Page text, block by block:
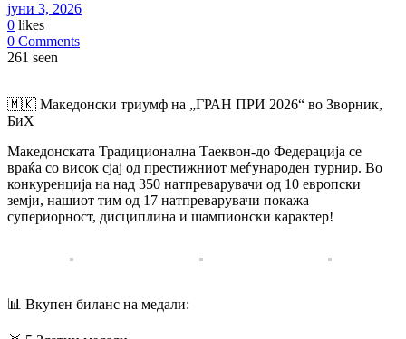
јуни 3, 2026
0 likes
0 Comments
261 seen
​🇲🇰 Македонски триумф на „ГРАН ПРИ 2026“ во Зворник,
БиХ
​Македонската Традиционална Таеквон-до Федерација се
враќа со висок сјај од престижниот меѓународен турнир. Во
конкуренција на над 350 натпреварувачи од 10 европски
земји, нашиот тим од 17 натпреварувачи покажа
супериорност, дисциплина и шампионски карактер!
​📊 Вкупен биланс на медали: